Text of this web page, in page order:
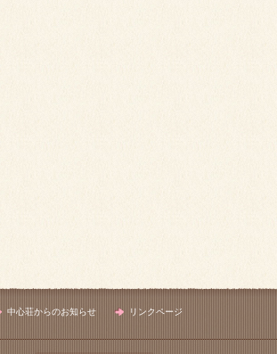
中心荘からのお知らせ リンクページ